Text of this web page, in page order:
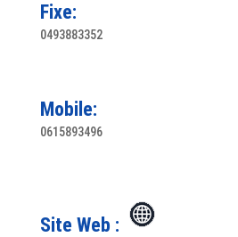
Fixe:
0493883352
Mobile:
0615893496
Site Web :